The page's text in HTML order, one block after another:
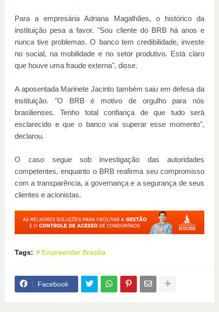
Para a empresária Adriana Magalhães, o histórico da
instituição pesa a favor. "Sou cliente do BRB há anos e
nunca tive problemas. O banco tem credibilidade, investe
no social, na mobilidade e no setor produtivo. Está claro
que houve uma fraude externa", disse.
A aposentada Marinete Jacinto também saiu em defesa da
instituição. "O BRB é motivo de orgulho para nós
brasilienses. Tenho total confiança de que tudo será
esclarecido e que o banco vai superar esse momento",
declarou.
O caso segue sob investigação das autoridades
competentes, enquanto o BRB reafirma seu compromisso
com a transparência, a governança e a segurança de seus
clientes e acionistas.
Tags: # Empreender Brasília
Facebook